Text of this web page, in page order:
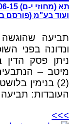
ועוד בע"מ (פורסם בנבו,
תביעה
ניתן פסק
(2) בנימין
העובדות: תביעה
>>>